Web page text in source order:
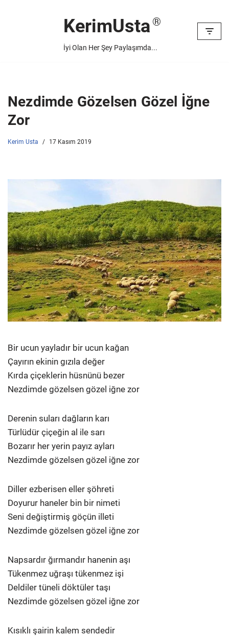
KerimUsta
İyi Olan Her Şey Paylaşımda...
Nezdimde Gözelsen Gözel İğne
Zor
Kerim Usta 17 Kasım 2019
Bir ucun yayladır bir ucun kağan
Çayırın ekinin gızıla değer
Kırda çiçeklerin hüsnünü bezer
Nezdimde gözelsen gözel iğne zor
Derenin suları dağların karı
Türlüdür çiçeğin al ile sarı
Bozarır her yerin payız ayları
Nezdimde gözelsen gözel iğne zor
Diller ezberisen eller şöhreti
Doyurur haneler bin bir nimeti
Seni değiştirmiş göçün illeti
Nezdimde gözelsen gözel iğne zor
Napsardır ğırmandır hanenin aşı
Tükenmez uğraşı tükenmez işi
Deldiler tüneli döktüler taşı
Nezdimde gözelsen gözel iğne zor
Kısıklı şairin kalem sendedir